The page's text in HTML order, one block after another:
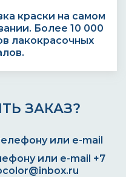
краски на самом
Более 10 000
лакокрасочных
ЗАКАЗ?
или e-mail +7